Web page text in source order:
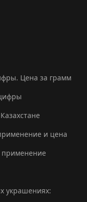
Цена за грамм
и цена
применение
украшениях: